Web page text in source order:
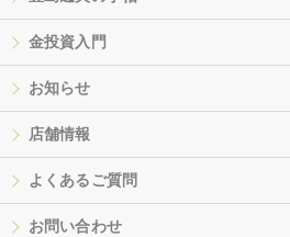
金投資入門
お知らせ
店舗情報
よくあるご質問
お問い合わせ